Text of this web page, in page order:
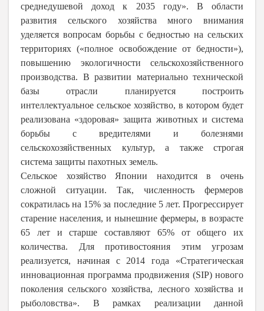
среднедушевой доход к 2035 году». В области
развития сельского хозяйства много внимания
уделяется вопросам борьбы с бедностью на сельских
территориях («полное освобождение от бедности»),
повышению экологичности сельскохозяйственного
производства. В развитии материально технической
базы отрасли планируется построить
интеллектуальное сельское хозяйство, в котором будет
реализована «здоровая» защита животных и система
борьбы с вредителями и болезнями
сельскохозяйственных культур, а также строгая
система защиты пахотных земель.
Сельское хозяйство Японии находится в очень
сложной ситуации. Так, численность фермеров
сократилась на 15% за последние 5 лет. Прогрессирует
старение населения, и нынешние фермеры, в возрасте
65 лет и старше составляют 65% от общего их
количества. Для противостояния этим угрозам
реализуется, начиная с 2014 года «Стратегическая
инновационная программа продвижения (SIP) нового
поколения сельского хозяйства, лесного хозяйства и
рыболовства». В рамках реализации данной